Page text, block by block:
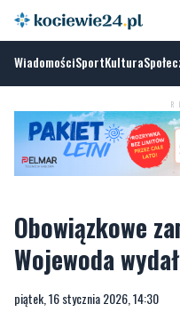
WiadomościSportKultura
Obowiązkowe
Wojewoda
piątek, 16 stycznia 2026, 14:30